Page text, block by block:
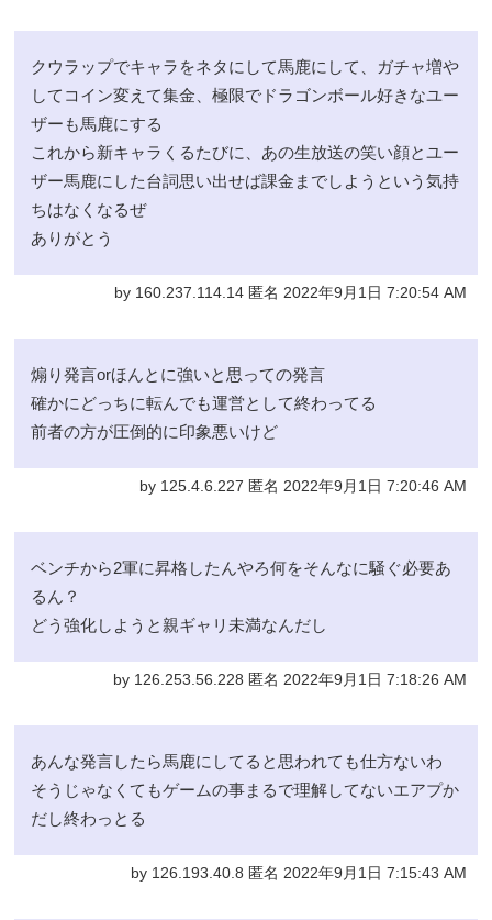
クウラップでキャラをネタにして馬鹿にして、ガチャ増や
してコイン変えて集金、極限でドラゴンボール好きなユー
ザーも馬鹿にする
これから新キャラくるたびに、あの生放送の笑い顔とユー
ザー馬鹿にした台詞思い出せば課金までしようという気持
ちはなくなるぜ
ありがとう
by 160.237.114.14 匿名 2022年9月1日 7:20:54 AM
煽り発言orほんとに強いと思っての発言
確かにどっちに転んでも運営として終わってる
前者の方が圧倒的に印象悪いけど
by 125.4.6.227 匿名 2022年9月1日 7:20:46 AM
ベンチから2軍に昇格したんやろ何をそんなに騒ぐ必要あ
るん？
どう強化しようと親ギャリ未満なんだし
by 126.253.56.228 匿名 2022年9月1日 7:18:26 AM
あんな発言したら馬鹿にしてると思われても仕方ないわ
そうじゃなくてもゲームの事まるで理解してないエアプか
だし終わっとる
by 126.193.40.8 匿名 2022年9月1日 7:15:43 AM